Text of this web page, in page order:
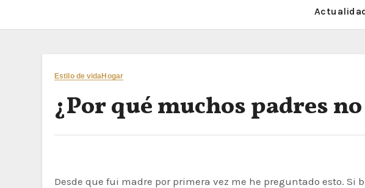
Estilo de vidaHogar
¿Por qué muchos padres
Desde que fui madre por primera vez me he preguntado esto. Si bien el padre de mis hijos siempre estuvo ahí para cuando lo necesité, he notado que